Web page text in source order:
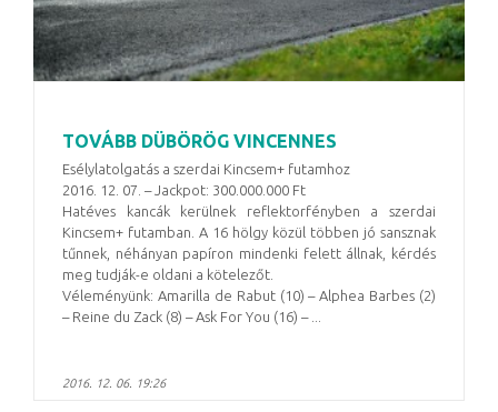
TOVÁBB DÜBÖRÖG VINCENNES
Esélylatolgatás a szerdai Kincsem+ futamhoz
2016. 12. 07. – Jackpot: 300.000.000 Ft
Hatéves kancák kerülnek reflektorfényben a szerdai
Kincsem+ futamban. A 16 hölgy közül többen jó sansznak
tűnnek, néhányan papíron mindenki felett állnak, kérdés
meg tudják-e oldani a kötelezőt.
Véleményünk: Amarilla de Rabut (10) – Alphea Barbes (2)
– Reine du Zack (8) – Ask For You (16) – ...
2016. 12. 06. 19:26